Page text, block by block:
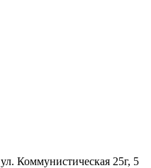
ул. Коммунистическая 25г, 5